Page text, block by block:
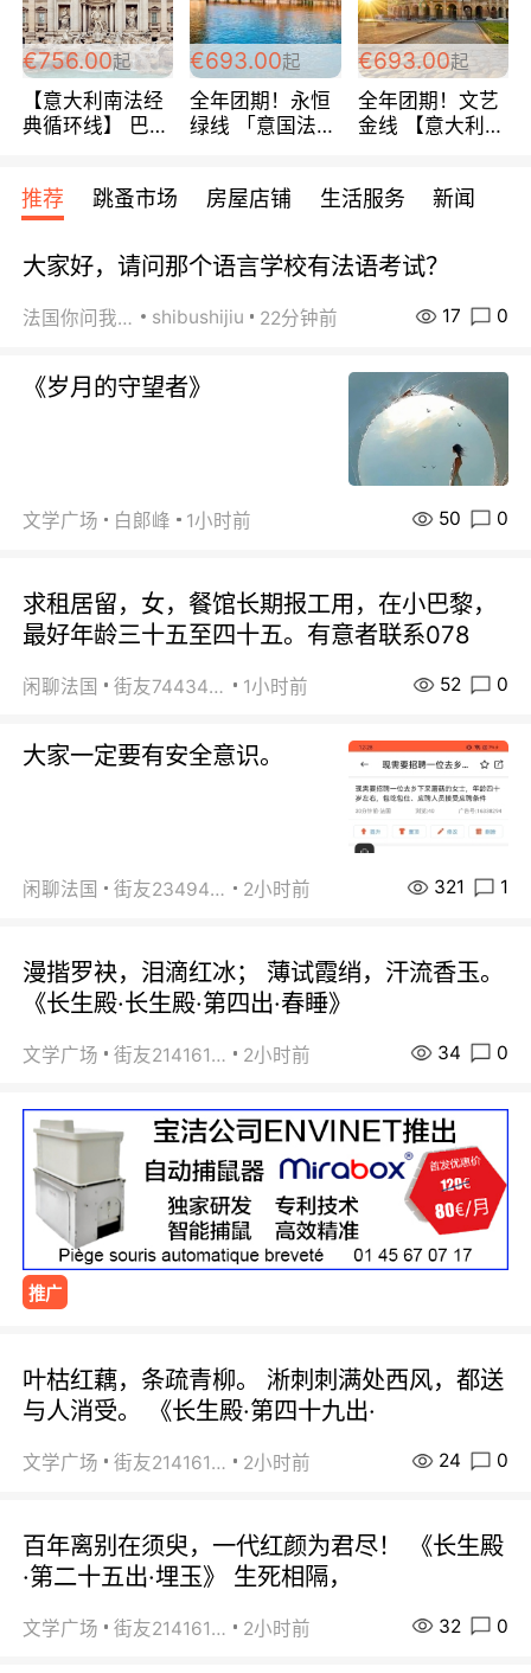
€756.00起
【意大利南法经
典循环线】 巴黎
宾馆 108欧/天起
全程756欧/位
€693.00起
全年团期！永恒
绿线 「意国法
欧/天起 ~包拼房
€693.00起
全年团期！文艺
金线 【意大利一
每周铁发！
推荐 跳蚤市场 房屋店铺 生活服务 新闻
大家好，请问那个语言学校有法语考试？
法国你问我答 shibushijiu 22分钟前 17 0
《岁月的守望者》
文学广场 白郞峰 1小时前 50 0
求租居留，女，餐馆长期报工用，在小巴黎，
最好年龄三十五至四十五。有意者联系078
闲聊法国 街友74434350 1小时前 52 0
大家一定要有安全意识。
闲聊法国 街友23494008 2小时前 321 1
漫揩罗袂，泪滴红冰； 薄试霞绡，汗流香玉。
《长生殿·长生殿·第四出·春睡》
文学广场 街友21416156 2小时前 34 0
推广
叶枯红藕，条疏青柳。 淅刺刺满处西风，都送
与人消受。 《长生殿·第四十九出·
文学广场 街友21416156 2小时前 24 0
百年离别在须臾，一代红颜为君尽！ 《长生殿
·第二十五出·埋玉》 生死相隔，
文学广场 街友21416156 2小时前 32 0